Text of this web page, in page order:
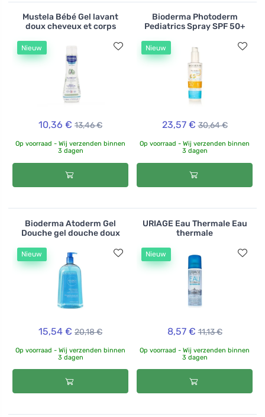
Mustela Bébé Gel lavant
doux cheveux et corps
Nieuw
10,36 € 13,46 €
Op voorraad - Wij verzenden binnen
3 dagen
Bioderma Photoderm
Pediatrics Spray SPF 50+
Nieuw
23,57 € 30,64 €
Op voorraad - Wij verzenden binnen
3 dagen
Bioderma Atoderm Gel
Douche gel douche doux
Nieuw
15,54 € 20,18 €
Op voorraad - Wij verzenden binnen
3 dagen
URIAGE Eau Thermale Eau
thermale
Nieuw
8,57 € 11,13 €
Op voorraad - Wij verzenden binnen
3 dagen